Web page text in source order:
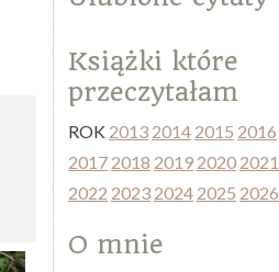
Książki które
przeczytałam
ROK 2013 2014 2015 2016
2017 2018 2019 2020 2021
2022 2023 2024 2025 2026
O mnie